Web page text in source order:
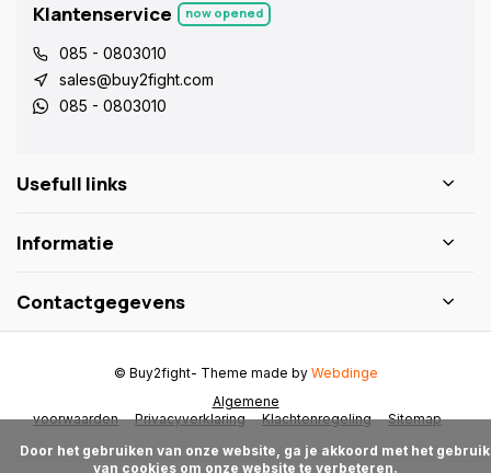
Klantenservice now opened
085 - 0803010
sales@buy2fight.com
085 - 0803010
Usefull links
Informatie
Contactgegevens
Algemene
voorwaarden
Privacyverklaring Klachtenregeling Sitemap
© Buy2fight- Theme made by Webdinge
van cookies om onze website te verbeteren.